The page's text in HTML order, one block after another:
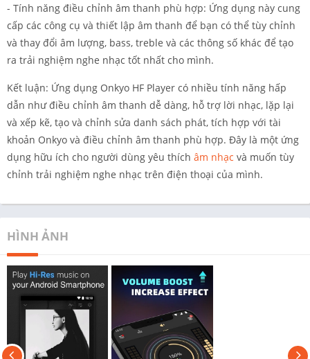
- Tính năng điều chỉnh âm thanh phù hợp: Ứng dụng này cung
cấp các công cụ và thiết lập âm thanh để bạn có thể tùy chỉnh
và thay đổi âm lượng, bass, treble và các thông số khác để tạo
ra trải nghiệm nghe nhạc tốt nhất cho mình.
Kết luận: Ứng dụng Onkyo HF Player có nhiều tính năng hấp
dẫn như điều chỉnh âm thanh dễ dàng, hỗ trợ lời nhạc, lặp lại
và xếp kẽ, tạo và chỉnh sửa danh sách phát, tích hợp với tài
khoản Onkyo và điều chỉnh âm thanh phù hợp. Đây là một ứng
dụng hữu ích cho người dùng yêu thích âm nhạc và muốn tùy
chỉnh trải nghiệm nghe nhạc trên điện thoại của mình.
HÌNH ẢNH